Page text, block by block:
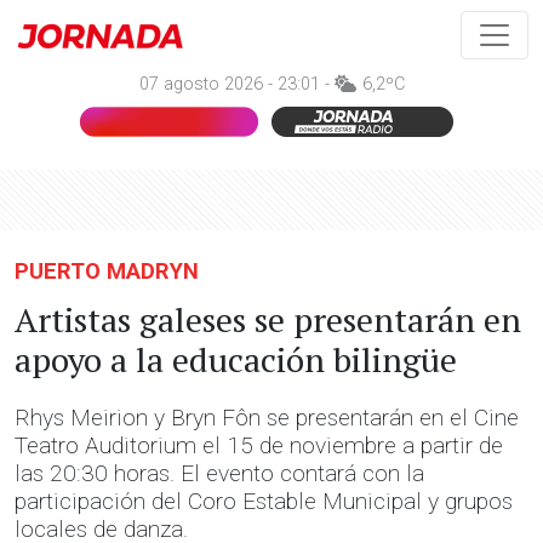
07 agosto 2026 - 23:01 - 6,2ºC
PUERTO MADRYN
Artistas galeses se presentarán en
apoyo a la educación bilingüe
Rhys Meirion y Bryn Fôn se presentarán en el Cine
Teatro Auditorium el 15 de noviembre a partir de
las 20:30 horas. El evento contará con la
participación del Coro Estable Municipal y grupos
locales de danza.